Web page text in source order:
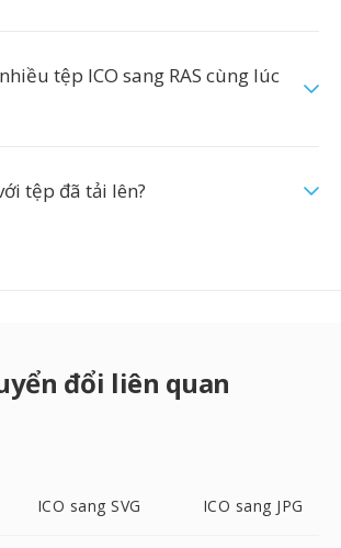
tệp ICO sang RAS cùng lúc
tệp đã tải lên?
đổi liên quan
ICO sang SVG ICO sang JPG